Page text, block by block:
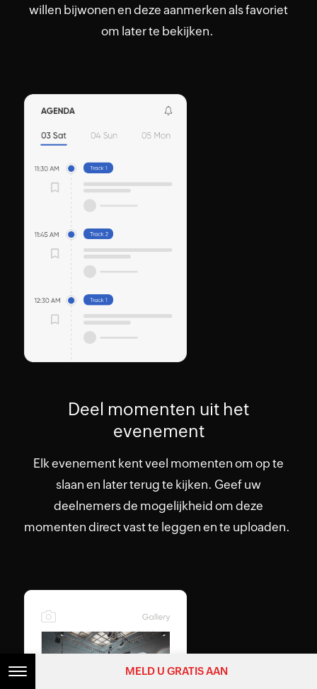
willen bijwonen en deze aanmerken als favoriet
om later te bekijken.
Deel momenten uit het
evenement
Elk evenement kent veel momenten om op te
slaan en later terug te kijken. Geef uw
deelnemers de mogelijkheid om deze
momenten direct vast te leggen en te uploaden.
MELD U GRATIS AAN